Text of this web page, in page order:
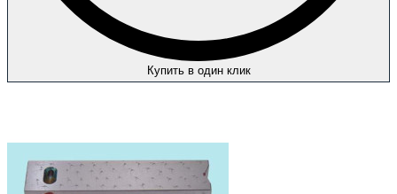
Купить в один клик